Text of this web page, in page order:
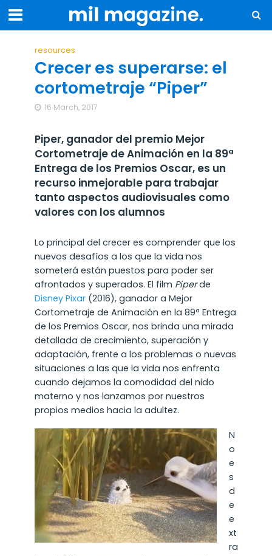
resources
Crecer es superarse: el
cortometraje “Piper”
16 March, 2017
Piper, ganador del premio Mejor
Cortometraje de Animación en la 89ª
Entrega de los Premios Oscar, es un
recurso inmejorable para trabajar
tanto aspectos audiovisuales como
valores con los alumnos
Lo principal del crecer es comprender que los
nuevos desafíos a los que la vida nos
someterá están puestos para poder ser
afrontados y superados. El film Piperde
Disney Pixar(2016), ganador a Mejor
Cortometraje de Animación en la 89ª Entrega
de los Premios Oscar, nos brinda una mirada
detallada de crecimiento, superación y
adaptación, frente a los problemas o nuevas
situaciones a las que la vida nos enfrenta
cuando dejamos la comodidad del nido
materno y nos lanzamos por nuestros
propios medios hacia la adultez.
N
o
e
s
d
e
e
xt
ra